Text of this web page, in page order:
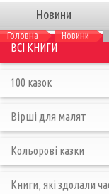
Новини
Головна Новини
ВСІ КНИГИ
100 казок
Вірші для малят
Кольорові казки
Книги, які здолали